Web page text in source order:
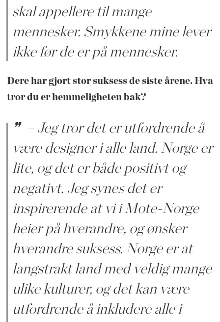
skal appellere til mange
mennesker. Smykkene mine lever
ikke før de er på mennesker.
Dere har gjort stor suksess de siste årene. Hva
tror du er hemmeligheten bak?
– Jeg tror det er utfordrende å
være designer i alle land. Norge er
lite, og det er både positivt og
negativt. Jeg synes det er
inspirerende at vi i Mote-Norge
heier på hverandre, og ønsker
hverandre suksess. Norge er at
langstrakt land med veldig mange
ulike kulturer, og det kan være
utfordrende å inkludere alle i